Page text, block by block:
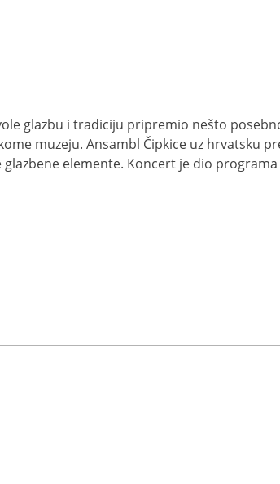
glazbu i tradiciju pripremio nešto
muzeju. Ansambl Čipkice uz hrvatsku
elemente. Koncert je dio programa